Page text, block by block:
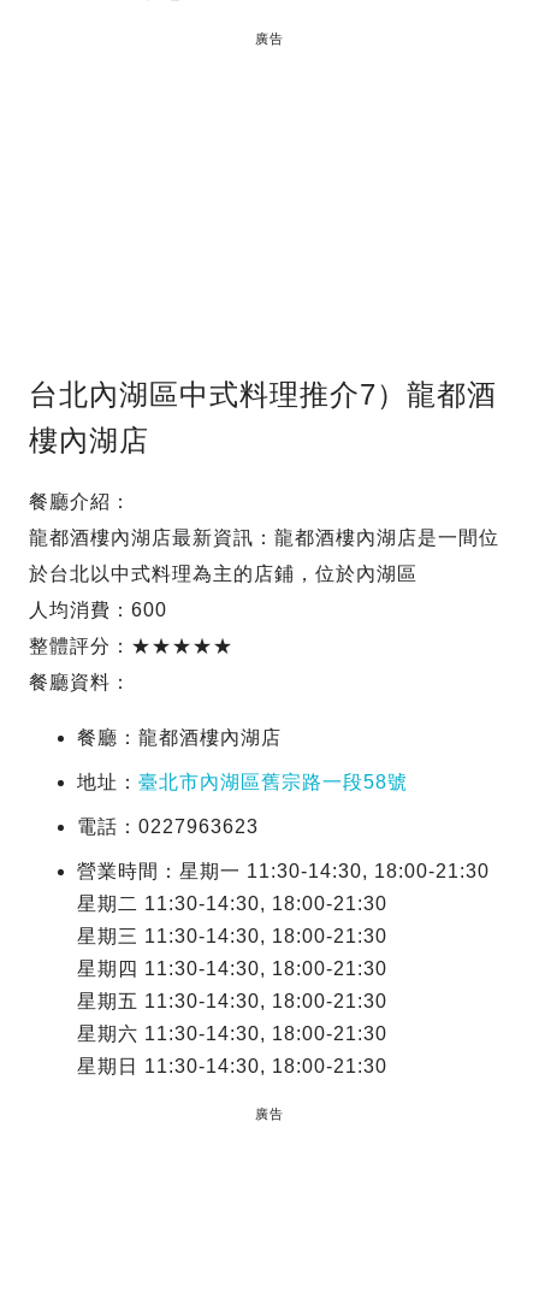
廣告
台北內湖區中式料理推介7）龍都酒
樓內湖店
餐廳介紹：
龍都酒樓內湖店最新資訊：龍都酒樓內湖店是一間位
於台北以中式料理為主的店鋪，位於內湖區
人均消費：600
整體評分：★★★★★
餐廳資料：
餐廳：龍都酒樓內湖店
地址： 臺北市內湖區舊宗路一段58號
電話：0227963623
營業時間：星期一 11:30-14:30, 18:00-21:30
星期二 11:30-14:30, 18:00-21:30
星期三 11:30-14:30, 18:00-21:30
星期四 11:30-14:30, 18:00-21:30
星期五 11:30-14:30, 18:00-21:30
星期六 11:30-14:30, 18:00-21:30
星期日 11:30-14:30, 18:00-21:30
廣告